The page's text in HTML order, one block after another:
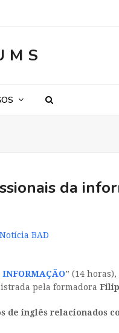
da
BAD
” (14
pela formadora
inglês relacionados